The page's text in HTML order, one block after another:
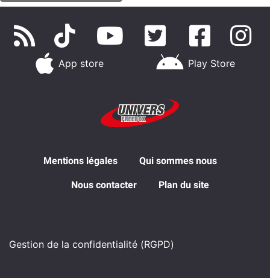
App store Play Store
Mentions légales Qui sommes nous
Nous contacter Plan du site
Gestion de la confidentialité (RGPD)